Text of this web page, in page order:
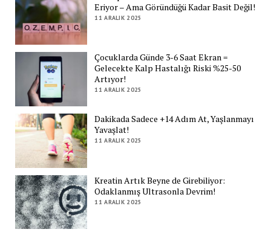
Eriyor – Ama Göründüğü Kadar Basit Değil!
11 ARALIK 2025
Çocuklarda Günde 3-6 Saat Ekran =
Gelecekte Kalp Hastalığı Riski %25-50
Artıyor!
11 ARALIK 2025
Dakikada Sadece +14 Adım At, Yaşlanmayı
Yavaşlat!
11 ARALIK 2025
Kreatin Artık Beyne de Girebiliyor:
Odaklanmış Ultrasonla Devrim!
11 ARALIK 2025